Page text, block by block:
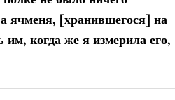
ячменя, [хранившегося] на
им, когда же я измерила его,